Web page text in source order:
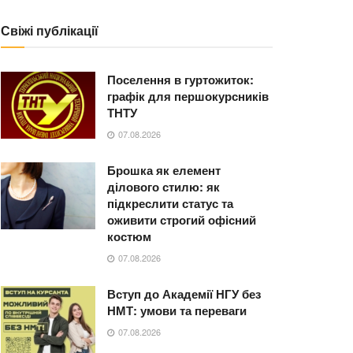
Свіжі публікації
Поселення в гуртожиток:
графік для першокурсників
ТНТУ
07.08.2026
Брошка як елемент
ділового стилю: як
підкреслити статус та
оживити строгий офісний
костюм
07.08.2026
Вступ до Академії НГУ без
НМТ: умови та переваги
07.08.2026